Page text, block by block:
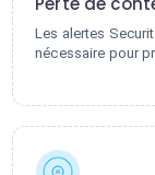
Les alertes
nécessaire pour